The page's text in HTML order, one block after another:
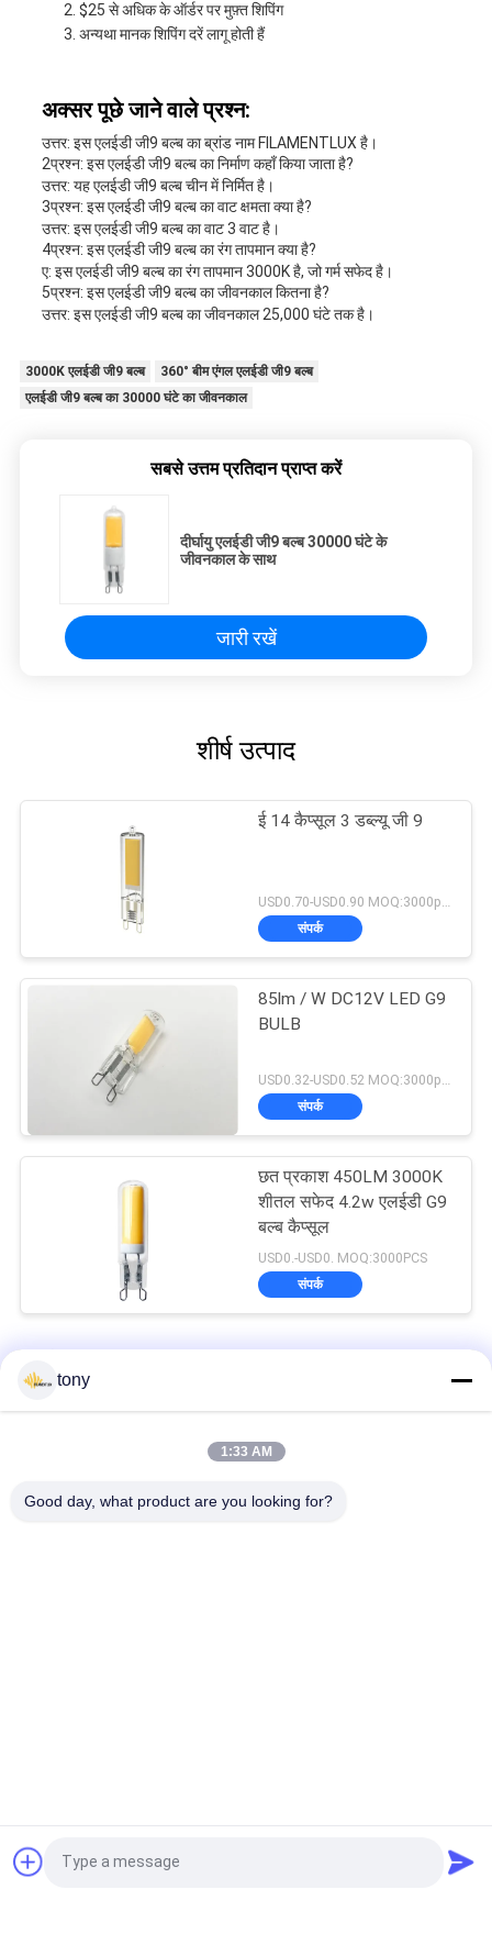
$25 से अधिक के ऑर्डर पर मुफ़्त शिपिंग
अन्यथा मानक शिपिंग दरें लागू होती हैं
अक्सर पूछे जाने वाले प्रश्न:
उत्तर: इस एलईडी जी9 बल्ब का ब्रांड नाम FILAMENTLUX है।
2प्रश्न: इस एलईडी जी9 बल्ब का निर्माण कहाँ किया जाता है?
उत्तर: यह एलईडी जी9 बल्ब चीन में निर्मित है।
3प्रश्न: इस एलईडी जी9 बल्ब का वाट क्षमता क्या है?
उत्तर: इस एलईडी जी9 बल्ब का वाट 3 वाट है।
4प्रश्न: इस एलईडी जी9 बल्ब का रंग तापमान क्या है?
ए: इस एलईडी जी9 बल्ब का रंग तापमान 3000K है, जो गर्म सफेद है।
5प्रश्न: इस एलईडी जी9 बल्ब का जीवनकाल कितना है?
उत्तर: इस एलईडी जी9 बल्ब का जीवनकाल 25,000 घंटे तक है।
3000K एलईडी जी9 बल्ब
360° बीम एंगल एलईडी जी9 बल्ब
एलईडी जी9 बल्ब का 30000 घंटे का जीवनकाल
सबसे उत्तम प्रतिदान प्राप्त करें
दीर्घायु एलईडी जी9 बल्ब 30000 घंटे के
जीवनकाल के साथ
जारी रखें
शीर्ष उत्पाद
ई 14 कैप्सूल 3 डब्ल्यू जी 9
USD0.70-USD0.90 MOQ:3000pcs
संपर्क
85lm / W DC12V LED G9
BULB
USD0.32-USD0.52 MOQ:3000pcs
संपर्क
छत प्रकाश 450LM 3000K
शीतल सफेद 4.2w एलईडी G9
बल्ब कैप्सूल
USD0.-USD0. MOQ:3000PCS
संपर्क
इंडोर लाइटिंग फुल ग्लास 13.3mm 2w 120lm / W 2700k LED G9 BULB
3000K 130lm / W 2.5W 12v G9 एलईडी कैप्सूल Dimmable Bulb
नीलम सबस्ट्रेट IP44 115lm / W 10W कैंडल कैप्सूल LED G9 BULB
स्मार्ट एलईडी पट्टी
tony
1:33 AM
Good day, what product are you looking for?